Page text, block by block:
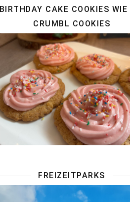
BIRTHDAY CAKE COOKIES WIE
CRUMBL COOKIES
FREIZEITPARKS